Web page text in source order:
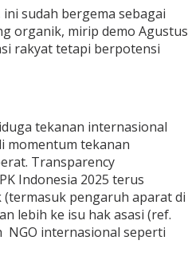
sudah bergema sebagai
organik, mirip demo Agustus
rakyat tetapi berpotensi
tekanan internasional
momentum tekanan
Transparency
Indonesia 2025 terus
pengaruh aparat di
lebih ke isu hak asasi (ref.
NGO internasional seperti